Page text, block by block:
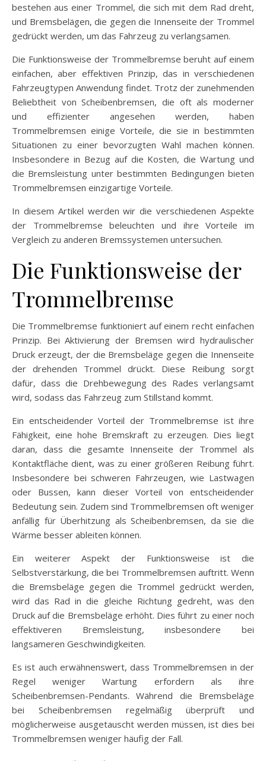
bestehen aus einer Trommel, die sich mit dem Rad dreht,
und Bremsbelägen, die gegen die Innenseite der Trommel
gedrückt werden, um das Fahrzeug zu verlangsamen.
Die Funktionsweise der Trommelbremse beruht auf einem
einfachen, aber effektiven Prinzip, das in verschiedenen
Fahrzeugtypen Anwendung findet. Trotz der zunehmenden
Beliebtheit von Scheibenbremsen, die oft als moderner
und effizienter angesehen werden, haben
Trommelbremsen einige Vorteile, die sie in bestimmten
Situationen zu einer bevorzugten Wahl machen können.
Insbesondere in Bezug auf die Kosten, die Wartung und
die Bremsleistung unter bestimmten Bedingungen bieten
Trommelbremsen einzigartige Vorteile.
In diesem Artikel werden wir die verschiedenen Aspekte
der Trommelbremse beleuchten und ihre Vorteile im
Vergleich zu anderen Bremssystemen untersuchen.
Die Funktionsweise der
Trommelbremse
Die Trommelbremse funktioniert auf einem recht einfachen
Prinzip. Bei Aktivierung der Bremsen wird hydraulischer
Druck erzeugt, der die Bremsbeläge gegen die Innenseite
der drehenden Trommel drückt. Diese Reibung sorgt
dafür, dass die Drehbewegung des Rades verlangsamt
wird, sodass das Fahrzeug zum Stillstand kommt.
Ein entscheidender Vorteil der Trommelbremse ist ihre
Fähigkeit, eine hohe Bremskraft zu erzeugen. Dies liegt
daran, dass die gesamte Innenseite der Trommel als
Kontaktfläche dient, was zu einer größeren Reibung führt.
Insbesondere bei schweren Fahrzeugen, wie Lastwagen
oder Bussen, kann dieser Vorteil von entscheidender
Bedeutung sein. Zudem sind Trommelbremsen oft weniger
anfällig für Überhitzung als Scheibenbremsen, da sie die
Wärme besser ableiten können.
Ein weiterer Aspekt der Funktionsweise ist die
Selbstverstärkung, die bei Trommelbremsen auftritt. Wenn
die Bremsbeläge gegen die Trommel gedrückt werden,
wird das Rad in die gleiche Richtung gedreht, was den
Druck auf die Bremsbeläge erhöht. Dies führt zu einer noch
effektiveren Bremsleistung, insbesondere bei
langsameren Geschwindigkeiten.
Es ist auch erwähnenswert, dass Trommelbremsen in der
Regel weniger Wartung erfordern als ihre
Scheibenbremsen-Pendants. Während die Bremsbeläge
bei Scheibenbremsen regelmäßig überprüft und
möglicherweise ausgetauscht werden müssen, ist dies bei
Trommelbremsen weniger häufig der Fall.